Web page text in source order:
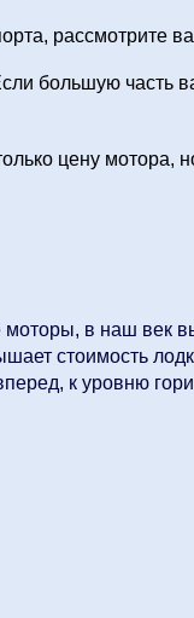
рассмотрите
большую часть
цену мотора,
в наш век
стоимость
к уровню